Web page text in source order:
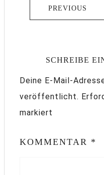
PREVIOUS
SCHREIBE
Deine E-Mail-
veröffentlicht.
markiert
KOMMENTAR *